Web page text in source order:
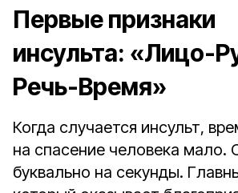
Первые признаки
инсульта: «Лицо-
Речь-Время»
Когда случается инсульт,
на спасение человека мало.
буквально на секунды.